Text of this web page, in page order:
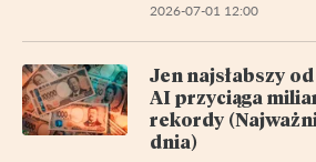
2026-07-01 12:00
Jen najsłabszy
AI przyciąga
rekordy
dnia)